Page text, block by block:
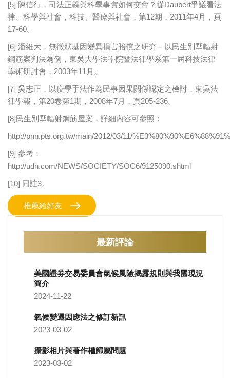
[5] 陳信行，司法正義與科學事實如何交會？從Daubert爭議看法
律、科學與社會，科技、醫療與社會，第12期，2011年4月，頁
17-60。
[6] 潘維大，無徵狀基因變異損害賠償之研究－以民生別墅輻射
鋼筋案判決為例，東吳大學法學院暨法律學系第一屆科技法律
學術研討會，2003年11月。
[7] 吳志正，以疫學手法作為民事因果關係認定之檢討，東吳法
律學報，第20卷第1期，2008年7月，頁205-236。
[8]民生別墅輻射鋼筋屋案，詳細內容可參照：
http://pnn.pts.org.tw/main/2012/03/11/
[9] 參考：
http://udn.com/NEWS/SOCIETY/SOC6/9125090.shtml
[10] 同註3。
推薦給好友
最新評論
美國證券交易委員會氣候風險揭露規則與我國現況
簡介
2024-11-22
氣候變遷因應法之修訂新訊
2023-03-02
攝影相片與著作權歸屬問題
2023-03-02